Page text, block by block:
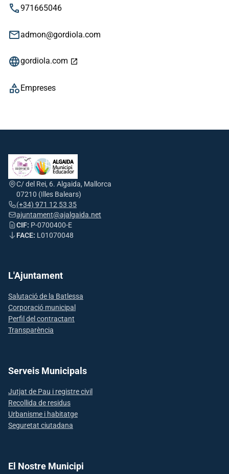
phone971665046
emailadmon@gordiola.com
languagegordiola.com open_in_new
categoryEmpreses
C/ del Rei, 6. Algaida, Mallorca
07210 (Illes Balears)
(+34) 971 12 53 35
ajuntament@ajalgaida.net
CIF: P-0700400-E
FACE: L01070048
L'Ajuntament
Salutació de la Batlessa
Corporació municipal
Perfil del contractant
Transparència
Serveis Municipals
Jutjat de Pau i registre civil
Recollida de residus
Urbanisme i habitatge
Seguretat ciutadana
El Nostre Municipi